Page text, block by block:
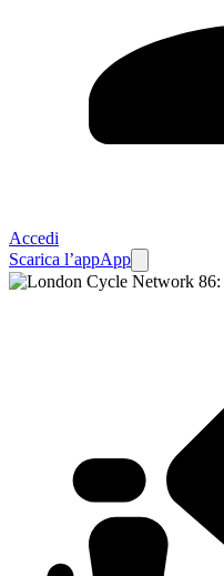
Accedi
Scarica l’appApp